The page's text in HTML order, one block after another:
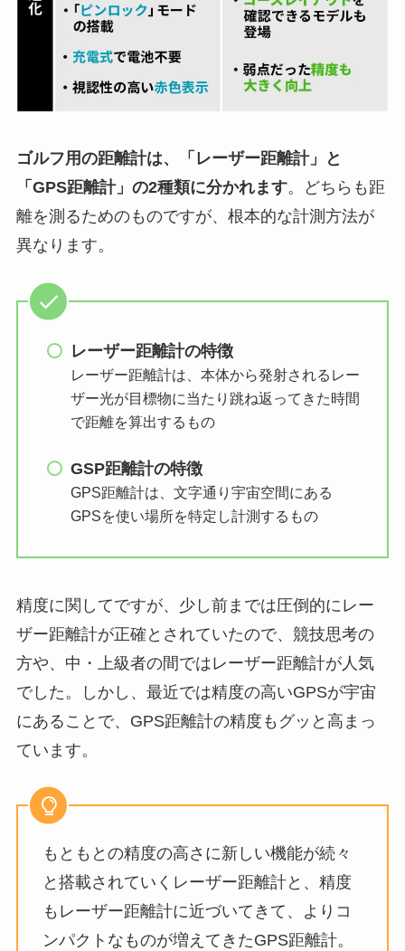
ゴルフ用の距離計は、「レーザー距離計」と
「GPS距離計」の2種類に分かれます。どちらも距
離を測るためのものですが、根本的な計測方法が
異なります。
レーザー距離計の特徴
レーザー距離計は、本体から発射されるレー
ザー光が目標物に当たり跳ね返ってきた時間
で距離を算出するもの
GSP距離計の特徴
GPS距離計は、文字通り宇宙空間にある
GPSを使い場所を特定し計測するもの
精度に関してですが、少し前までは圧倒的にレー
ザー距離計が正確とされていたので、競技思考の
方や、中・上級者の間ではレーザー距離計が人気
でした。しかし、最近では精度の高いGPSが宇宙
にあることで、GPS距離計の精度もグッと高まっ
ています。
もともとの精度の高さに新しい機能が続々
と搭載されていくレーザー距離計と、精度
もレーザー距離計に近づいてきて、よりコ
ンパクトなものが増えてきたGPS距離計。